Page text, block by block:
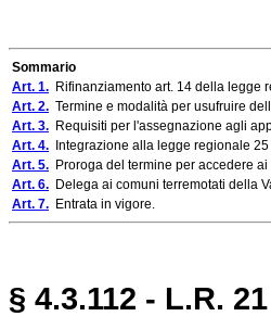
Sommario
Art. 1. Rifinanziamento art. 14 della legge
Art. 2. Termine e modalità per usufruire
Art. 3. Requisiti per l'assegnazione agli
Art. 4. Integrazione alla legge regionale
Art. 5. Proroga del termine per accedere
Art. 6. Delega ai comuni terremotati della
Art. 7. Entrata in vigore.
§ 4.3.112 - L.R.